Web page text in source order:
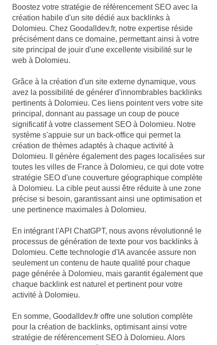
Boostez votre stratégie de référencement SEO avec la
création habile d'un site dédié aux backlinks à
Dolomieu. Chez Goodalldev.fr, notre expertise réside
précisément dans ce domaine, permettant ainsi à votre
site principal de jouir d'une excellente visibilité sur le
web à Dolomieu.
Grâce à la création d'un site externe dynamique, vous
avez la possibilité de générer d'innombrables backlinks
pertinents à Dolomieu. Ces liens pointent vers votre site
principal, donnant au passage un coup de pouce
significatif à votre classement SEO à Dolomieu. Notre
système s'appuie sur un back-office qui permet la
création de thèmes adaptés à chaque activité à
Dolomieu. Il génère également des pages localisées sur
toutes les villes de France à Dolomieu, ce qui dote votre
stratégie SEO d'une couverture géographique complète
à Dolomieu. La cible peut aussi être réduite à une zone
précise si besoin, garantissant ainsi une optimisation et
une pertinence maximales à Dolomieu.
En intégrant l'API ChatGPT, nous avons révolutionné le
processus de génération de texte pour vos backlinks à
Dolomieu. Cette technologie d'IA avancée assure non
seulement un contenu de haute qualité pour chaque
page générée à Dolomieu, mais garantit également que
chaque backlink est naturel et pertinent pour votre
activité à Dolomieu.
En somme, Goodalldev.fr offre une solution complète
pour la création de backlinks, optimisant ainsi votre
stratégie de référencement SEO à Dolomieu. Alors